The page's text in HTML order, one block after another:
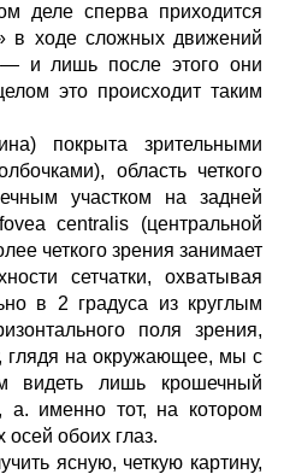
деле сперва приходится
в ходе сложных движений
— и лишь после этого они
это происходит таким
покрыта зрительными
область четкого
участком на задней
centralis (центральной
четкого зрения занимает
сетчатки, охватывая
в 2 градуса из круглым
поля зрения,
глядя на окружающее, мы с
видеть лишь крошечный
а. именно тот, на котором
осей обоих глаз.
ясную, четкую картину,